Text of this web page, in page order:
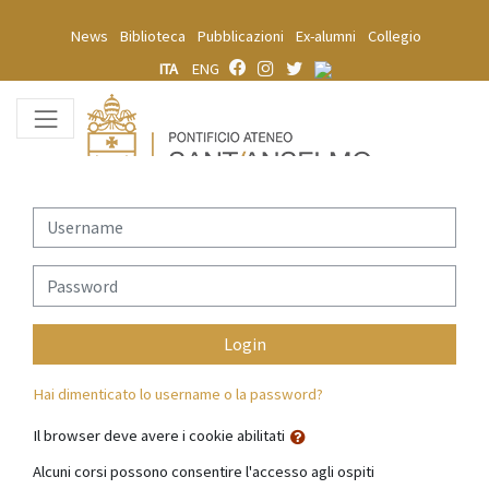
News
Biblioteca Pubblicazioni Ex-alumni
Collegio
ITA
ENG
Username
Password
Login
Hai dimenticato lo username o la password?
Il browser deve avere i cookie abilitati
Alcuni corsi possono consentire l'accesso agli ospiti